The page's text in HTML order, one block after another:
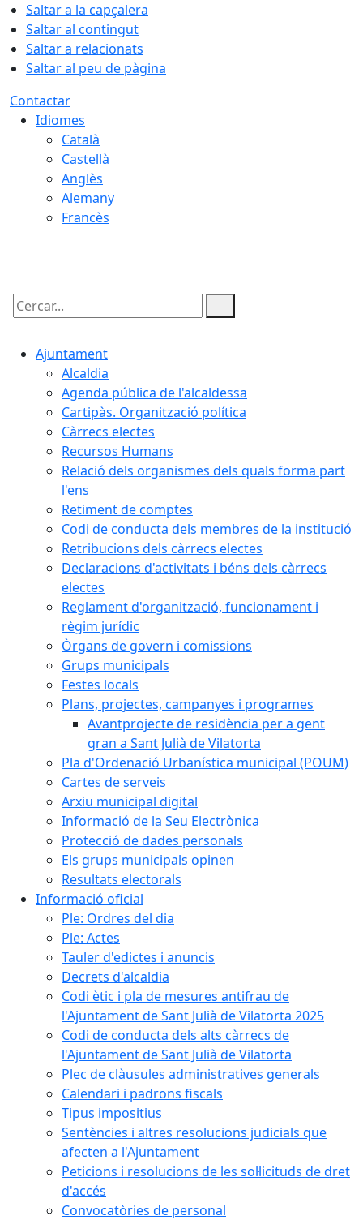
Saltar a la capçalera
Saltar al contingut
Saltar a relacionats
Saltar al peu de pàgina
Contactar
Idiomes
Català
Castellà
Anglès
Alemany
Francès
Cercar:
Ajuntament
Alcaldia
Agenda pública de l'alcaldessa
Cartipàs. Organització política
Càrrecs electes
Recursos Humans
Relació dels organismes dels quals forma part
l'ens
Retiment de comptes
Codi de conducta dels membres de la institució
Retribucions dels càrrecs electes
Declaracions d'activitats i béns dels càrrecs
electes
Reglament d'organització, funcionament i
règim jurídic
Òrgans de govern i comissions
Grups municipals
Festes locals
Plans, projectes, campanyes i programes
Avantprojecte de residència per a gent
gran a Sant Julià de Vilatorta
Pla d'Ordenació Urbanística municipal (POUM)
Cartes de serveis
Arxiu municipal digital
Informació de la Seu Electrònica
Protecció de dades personals
Els grups municipals opinen
Resultats electorals
Informació oficial
Ple: Ordres del dia
Ple: Actes
Tauler d'edictes i anuncis
Decrets d'alcaldia
Codi ètic i pla de mesures antifrau de
l'Ajuntament de Sant Julià de Vilatorta 2025
Codi de conducta dels alts càrrecs de
l'Ajuntament de Sant Julià de Vilatorta
Plec de clàusules administratives generals
Calendari i padrons fiscals
Tipus impositius
Sentències i altres resolucions judicials que
afecten a l'Ajuntament
Peticions i resolucions de les sol·licituds de dret
d'accés
Convocatòries de personal